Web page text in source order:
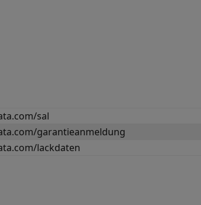
sal
garantieanmeldung
lackdaten